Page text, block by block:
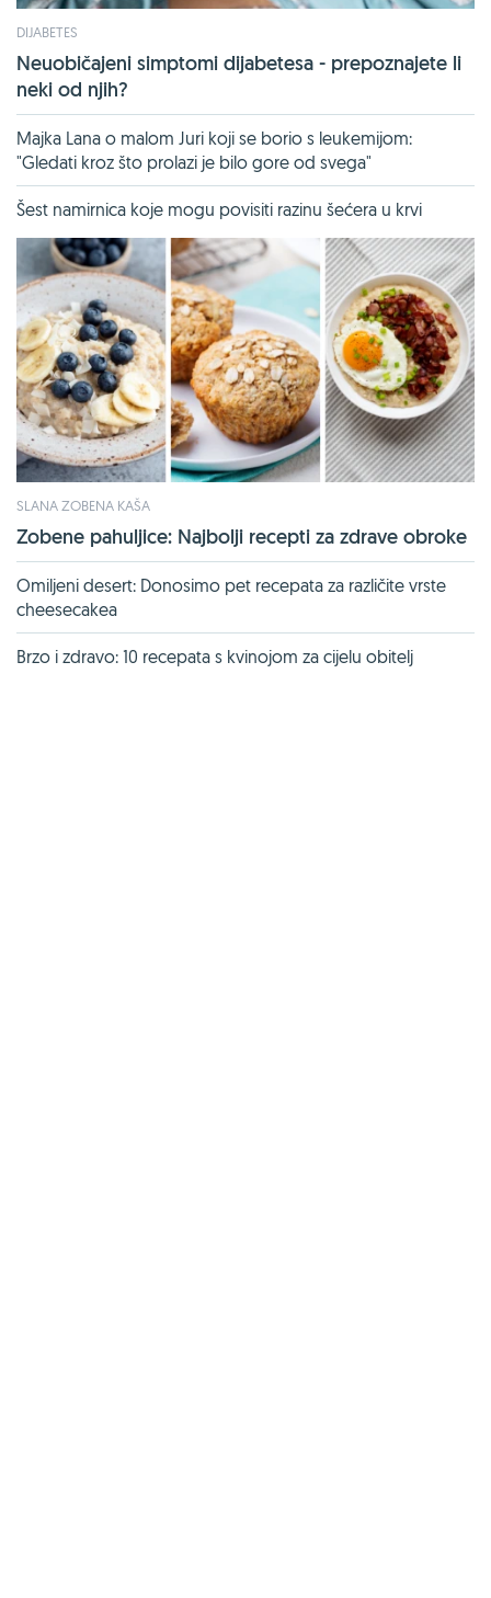
DIJABETES
Neuobičajeni simptomi dijabetesa - prepoznajete li
neki od njih?
Majka Lana o malom Juri koji se borio s leukemijom:
"Gledati kroz što prolazi je bilo gore od svega"
Šest namirnica koje mogu povisiti razinu šećera u krvi
SLANA ZOBENA KAŠA
Zobene pahuljice: Najbolji recepti za zdrave obroke
Omiljeni desert: Donosimo pet recepata za različite vrste
cheesecakea
Brzo i zdravo: 10 recepata s kvinojom za cijelu obitelj